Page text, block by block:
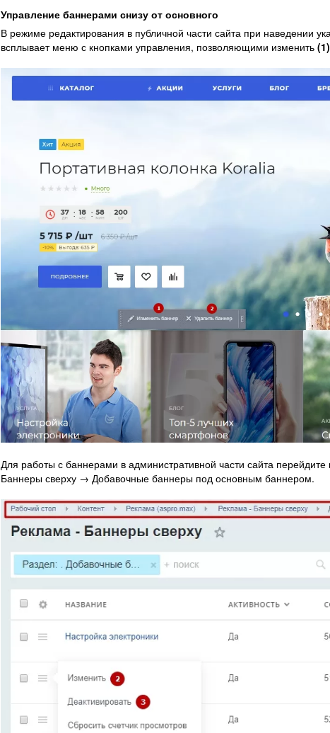
Управление баннерами снизу от основного
В режиме редактирования в публичной части сайта при наведении
всплывает меню с кнопками управления, позволяющими изменить (1)
Для работы с баннерами в административной части сайта
Баннеры сверху → Добавочные баннеры под основным баннером.